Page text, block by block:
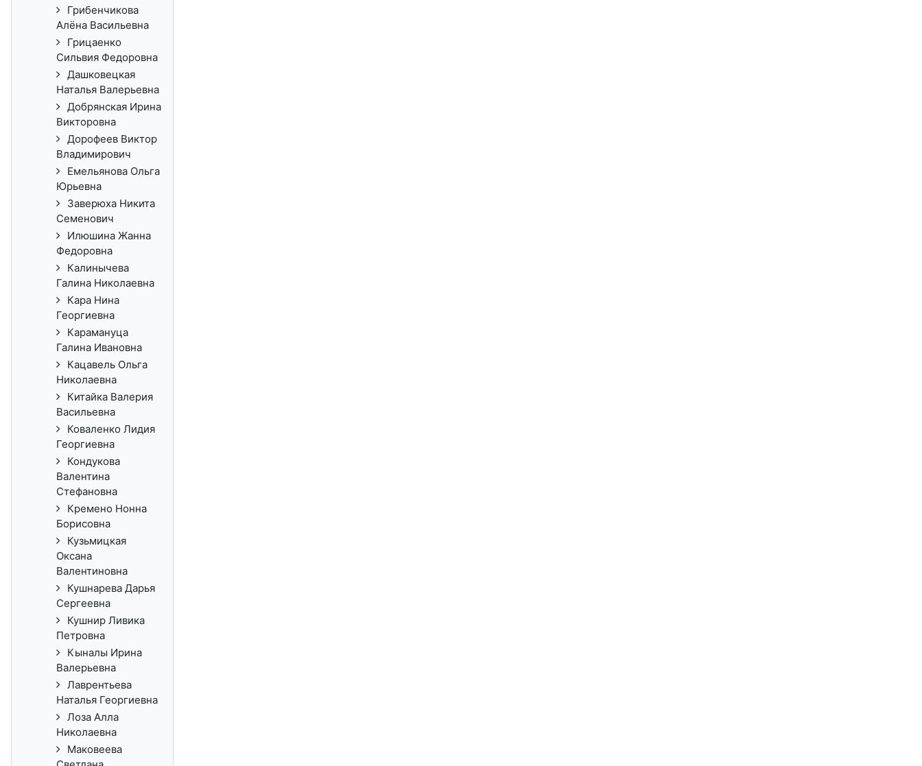
Грибенчикова
Алёна Васильевна
Грицаенко
Сильвия Федоровна
Дашковецкая
Наталья Валерьевна
Добрянская Ирина
Викторовна
Дорофеев Виктор
Владимирович
Емельянова Ольга
Юрьевна
Заверюха Никита
Семенович
Илюшина Жанна
Федоровна
Калинычева
Галина Николаевна
Кара Нина
Георгиевна
Карамануца
Галина Ивановна
Кацавель Ольга
Николаевна
Китайка Валерия
Васильевна
Коваленко Лидия
Георгиевна
Кондукова
Валентина
Стефановна
Кремено Нонна
Борисовна
Кузьмицкая
Оксана
Валентиновна
Кушнарева Дарья
Сергеевна
Кушнир Ливика
Петровна
Кыналы Ирина
Валерьевна
Лаврентьева
Наталья Георгиевна
Лоза Алла
Николаевна
Маковеева